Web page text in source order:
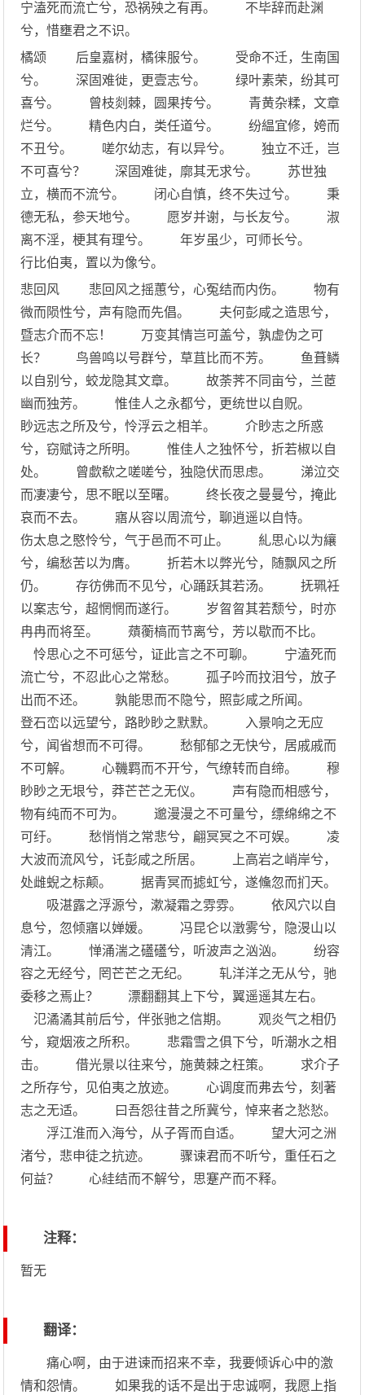
宁溘死而流亡兮，恐祸殃之有再。 不毕辞而赴渊
兮，惜壅君之不识。
橘颂 后皇嘉树，橘徕服兮。 受命不迁，生南国
兮。 深固难徙，更壹志兮。 绿叶素荣，纷其可
喜兮。 曾枝剡棘，圆果抟兮。 青黄杂糅，文章
烂兮。 精色内白，类任道兮。 纷緼宜修，姱而
不丑兮。 嗟尔幼志，有以异兮。 独立不迁，岂
不可喜兮？ 深固难徙，廓其无求兮。 苏世独
立，横而不流兮。 闭心自慎，终不失过兮。 秉
德无私，参天地兮。 愿岁并谢，与长友兮。 淑
离不淫，梗其有理兮。 年岁虽少，可师长兮。
行比伯夷，置以为像兮。
悲回风 悲回风之摇蕙兮，心冤结而内伤。 物有
微而陨性兮，声有隐而先倡。 夫何彭咸之造思兮，
暨志介而不忘！ 万变其情岂可盖兮，孰虚伪之可
长？ 鸟兽鸣以号群兮，草苴比而不芳。 鱼葺鳞
以自别兮，蛟龙隐其文章。 故荼荠不同亩兮，兰茝
幽而独芳。 惟佳人之永都兮，更统世以自贶。
眇远志之所及兮，怜浮云之相羊。 介眇志之所惑
兮，窃赋诗之所明。 惟佳人之独怀兮，折若椒以自
处。 曾歔欷之嗟嗟兮，独隐伏而思虑。 涕泣交
而凄凄兮，思不眠以至曙。 终长夜之曼曼兮，掩此
哀而不去。 寤从容以周流兮，聊逍遥以自恃。
伤太息之愍怜兮，气于邑而不可止。 糺思心以为纕
兮，编愁苦以为膺。 折若木以弊光兮，随飘风之所
仍。 存彷佛而不见兮，心踊跃其若汤。 抚珮衽
以案志兮，超惘惘而遂行。 岁曶曶其若颓兮，时亦
冉冉而将至。 薠蘅槁而节离兮，芳以歇而不比。
怜思心之不可惩兮，证此言之不可聊。 宁溘死而
流亡兮，不忍此心之常愁。 孤子吟而抆泪兮，放子
出而不还。 孰能思而不隐兮，照彭咸之所闻。
登石峦以远望兮，路眇眇之默默。 入景响之无应
兮，闻省想而不可得。 愁郁郁之无快兮，居戚戚而
不可解。 心鞿羁而不开兮，气缭转而自缔。 穆
眇眇之无垠兮，莽芒芒之无仪。 声有隐而相感兮，
物有纯而不可为。 邈漫漫之不可量兮，缥绵绵之不
可纡。 愁悄悄之常悲兮，翩冥冥之不可娱。 凌
大波而流风兮，讬彭咸之所居。 上高岩之峭岸兮，
处雌蜺之标颠。 据青冥而摅虹兮，遂儵忽而扪天。
吸湛露之浮源兮，漱凝霜之雰雰。 依风穴以自
息兮，忽倾寤以婵媛。 冯昆仑以澂雾兮，隐渂山以
清江。 惮涌湍之礚礚兮，听波声之汹汹。 纷容
容之无经兮，罔芒芒之无纪。 轧洋洋之无从兮，驰
委移之焉止？ 漂翻翻其上下兮，翼遥遥其左右。
氾潏潏其前后兮，伴张驰之信期。 观炎气之相仍
兮，窥烟液之所积。 悲霜雪之俱下兮，听潮水之相
击。 借光景以往来兮，施黄棘之枉策。 求介子
之所存兮，见伯夷之放迹。 心调度而弗去兮，刻著
志之无适。 曰吾怨往昔之所冀兮，悼来者之悐悐。
浮江淮而入海兮，从子胥而自适。 望大河之洲
渚兮，悲申徒之抗迹。 骤谏君而不听兮，重任石之
何益？ 心絓结而不解兮，思蹇产而不释。
注释：
暂无
翻译：
痛心啊，由于进谏而招来不幸，我要倾诉心中的激
情和怨情。 如果我的话不是出于忠诚啊，我愿上指